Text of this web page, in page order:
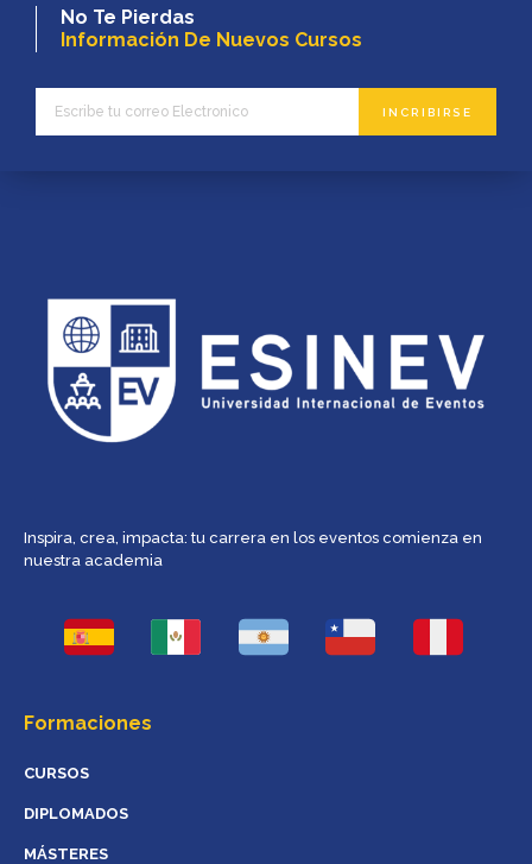
No Te Pierdas
Información De Nuevos Cursos
INCRIBIRSE
Inspira, crea, impacta: tu carrera en los eventos comienza en
nuestra academia
Formaciones
CURSOS
DIPLOMADOS
MÁSTERES